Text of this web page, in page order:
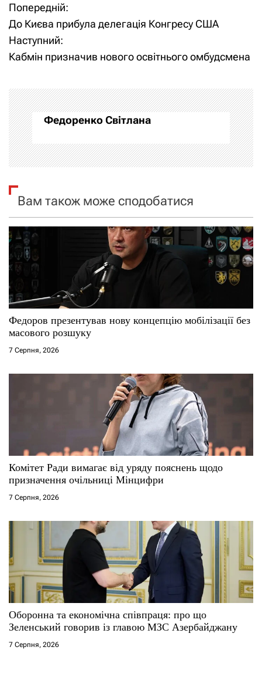
Н
а
в
і
г
а
ц
і
я
з
а
п
и
с
Попередній:
До Києва прибула делегація Конгресу США
Наступний:
Кабмін призначив нового освітнього омбудсмена
Федоренко Світлана
Вам також може сподобатися
Федоров презентував нову концепцію мобілізації без
масового розшуку
7 Серпня, 2026
Комітет Ради вимагає від уряду пояснень щодо
призначення очільниці Мінцифри
7 Серпня, 2026
Оборонна та економічна співпраця: про що
Зеленський говорив із главою МЗС Азербайджану
7 Серпня, 2026